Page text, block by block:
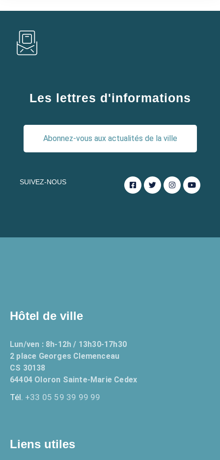
Les lettres d'informations
Abonnez-vous aux actualités de la ville
SUIVEZ-NOUS
Hôtel de ville
Lun/ven : 8h-12h / 13h30-17h30
2 place Georges Clemenceau
CS 30138
64404 Oloron Sainte-Marie Cedex
Tél. +33 05 59 39 99 99
Liens utiles